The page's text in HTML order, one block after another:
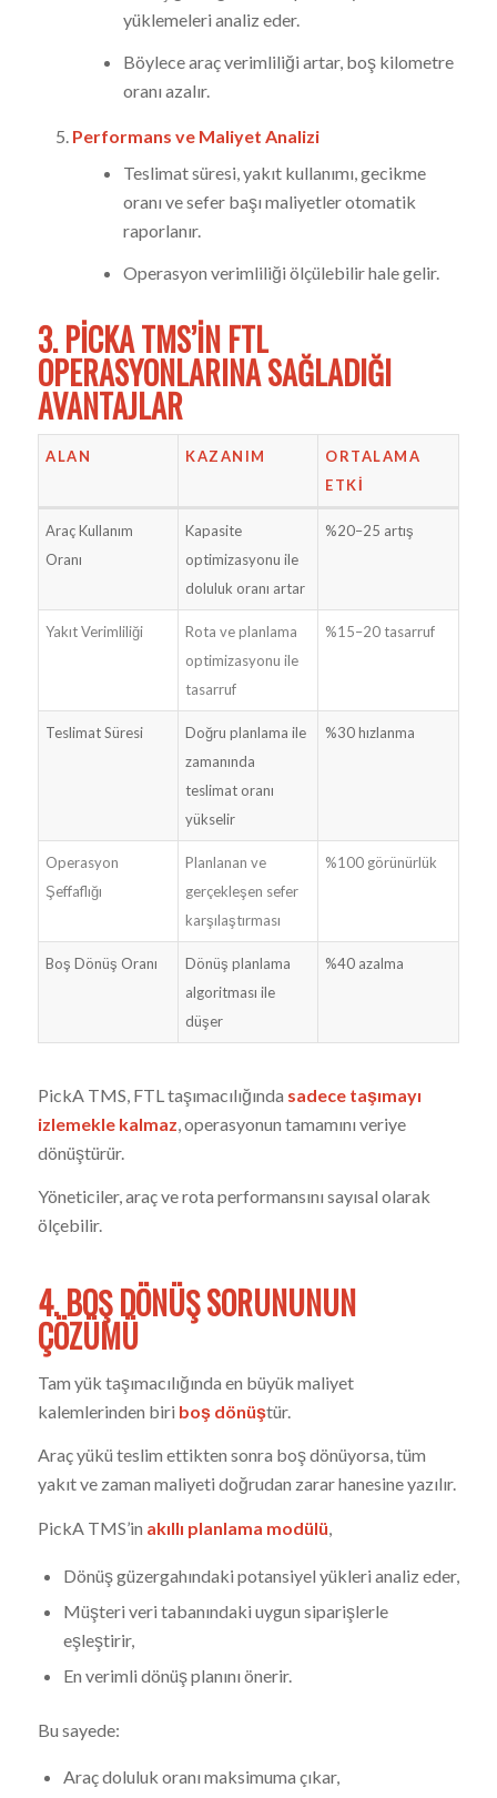
yüklemeleri analiz eder.
Böylece araç verimliliği artar, boş kilometre
oranı azalır.
Performans ve Maliyet Analizi
Teslimat süresi, yakıt kullanımı, gecikme
oranı ve sefer başı maliyetler otomatik
raporlanır.
Operasyon verimliliği ölçülebilir hale gelir.
3. PICKA TMS’IN FTL
OPERASYONLARINA SAĞLADIĞI
AVANTAJLAR
ALAN KAZANIM
ORTALAMA
ETKI
Araç Kullanım
Oranı
Kapasite
optimizasyonu ile
doluluk oranı artar
%20–25 artış
Yakıt Verimliliği
Rota ve planlama
optimizasyonu ile
tasarruf
%15–20 tasarruf
Teslimat Süresi
Doğru planlama ile
zamanında
teslimat oranı
yükselir
%30 hızlanma
Operasyon
Şeffaflığı
Planlanan ve
gerçekleşen sefer
karşılaştırması
%100 görünürlük
Boş Dönüş Oranı
Dönüş planlama
algoritması ile
düşer
%40 azalma
PickA TMS, FTL taşımacılığında sadece taşımayı
izlemekle kalmaz , operasyonun tamamını veriye
dönüştürür.
Yöneticiler, araç ve rota performansını sayısal olarak
ölçebilir.
4. BOŞ DÖNÜŞ SORUNUNUN
ÇÖZÜMÜ
Tam yük taşımacılığında en büyük maliyet
kalemlerinden biri boş dönüştür.
Araç yükü teslim ettikten sonra boş dönüyorsa, tüm
yakıt ve zaman maliyeti doğrudan zarar hanesine yazılır.
PickA TMS’in akıllı planlama modülü,
Dönüş güzergahındaki potansiyel yükleri analiz eder,
Müşteri veri tabanındaki uygun siparişlerle
eşleştirir,
En verimli dönüş planını önerir.
Bu sayede:
Araç doluluk oranı maksimuma çıkar,